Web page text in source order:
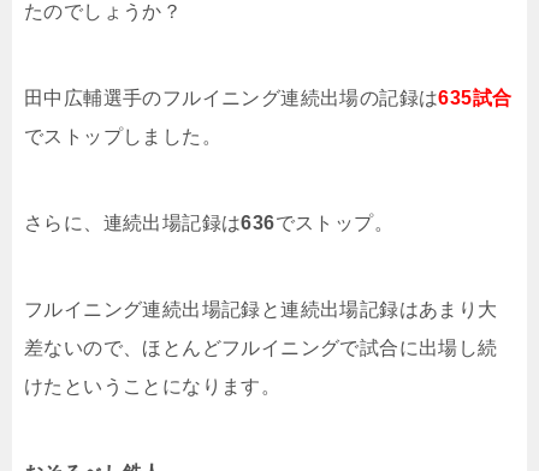
たのでしょうか？
田中広輔選手のフルイニング連続出場の記録は635試合
でストップしました。
さらに、連続出場記録は636でストップ。
フルイニング連続出場記録と連続出場記録はあまり大
差ないので、ほとんどフルイニングで試合に出場し続
けたということになります。